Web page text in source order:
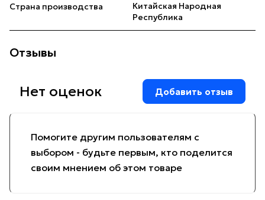
Страна производства
Китайская Народная
Республика
Отзывы
Помогите другим пользователям с
выбором - будьте первым, кто поделится
своим мнением об этом товаре
Нет оценок Добавить отзыв